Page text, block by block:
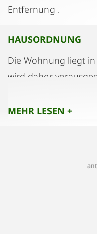
Entfernung .
HAUSORDNUNG
Die Wohnung liegt
wird daher
insbesondere die
MEHR LESEN +